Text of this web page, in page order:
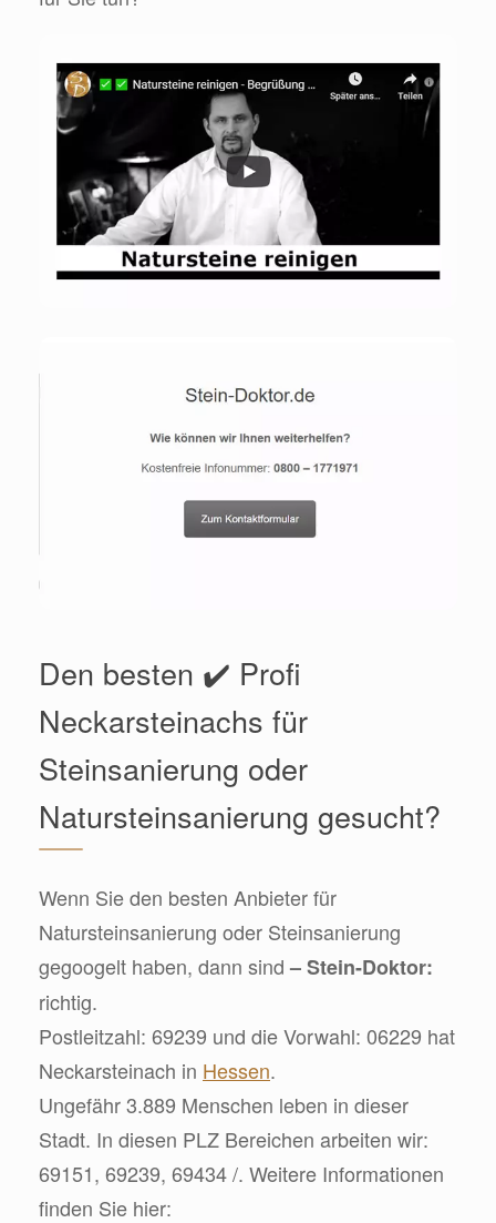
Den besten ✔️ Profi
Neckarsteinachs für
Steinsanierung oder
Natursteinsanierung gesucht?
Wenn Sie den besten Anbieter für
Natursteinsanierung oder Steinsanierung
gegoogelt haben, dann sind– Stein-Doktor:
richtig.
Postleitzahl: 69239 und die Vorwahl: 06229 hat
Neckarsteinach in Hessen.
Ungefähr 3.889 Menschen leben in dieser
Stadt. In diesen PLZ Bereichen arbeiten wir:
69151, 69239, 69434 /. Weitere Informationen
finden Sie hier: